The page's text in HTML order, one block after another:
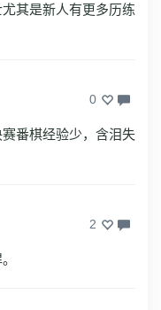
其是新人有更多历练
0
番棋经验少，含泪失
2